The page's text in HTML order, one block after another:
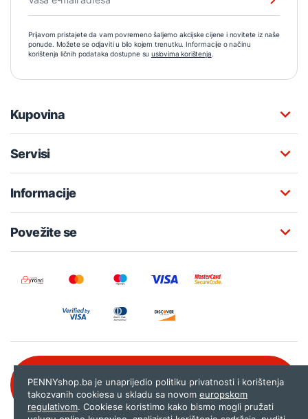
Prijavom pristajete da vam povremeno šaljemo akcijske cijene i novitete iz naše
ponude. Možete se odjaviti u bilo kojem trenutku. Informacije o načinu
korištenja ličnih podataka dostupne su uslovima korištenja.
Kupovina
Servisi
Informacije
Povežite se
080 020 261
PENNYshop.ba je unaprijedio politiku privatnosti i korištenja
takozvanih cookiesa u skladu sa novom europskom
regulativom. Cookiese koristimo kako bismo mogli pružati